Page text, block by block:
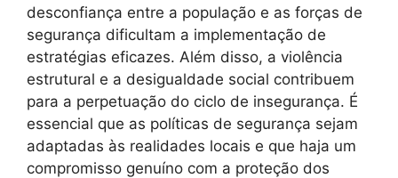
desconfiança entre a população e as forças de
segurança dificultam a implementação de
estratégias eficazes. Além disso, a violência
estrutural e a desigualdade social contribuem
para a perpetuação do ciclo de insegurança. É
essencial que as políticas de segurança sejam
adaptadas às realidades locais e que haja um
compromisso genuíno com a proteção dos